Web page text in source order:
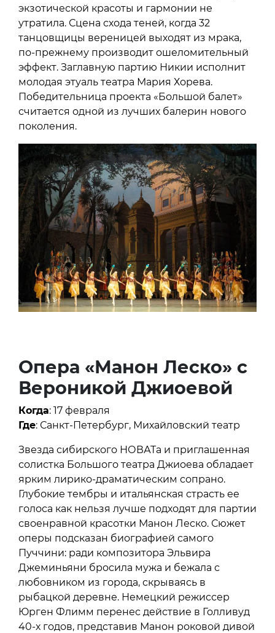
экзотической красоты и гармонии не
утратила. Сцена схода теней, когда 32
танцовщицы вереницей выходят из мрака,
по-прежнему производит ошеломительный
эффект. Заглавную партию Никии исполнит
молодая этуаль театра Мария Хорева.
Победительница проекта «Большой балет»
считается одной из лучших балерин нового
поколения.
Опера «Манон Леско» с
Вероникой Джиоевой
Когда: 17 февраля
Где: Санкт-Петербург, Михайловский театр
Звезда сибирского НОВАТа и приглашенная
солистка Большого театра Джиоева обладает
ярким лирико-драматическим сопрано.
Глубокие тембры и итальянская страсть ее
голоса как нельзя лучше подходят для партии
своенравной красотки Манон Леско. Сюжет
оперы подсказан биографией самого
Пуччини: ради композитора Эльвира
Джеминьяни бросила мужа и бежала с
любовником из города, скрываясь в
рыбацкой деревне. Немецкий режиссер
Юрген Флимм перенес действие в Голливуд
40-х годов, представив Манон роковой дивой